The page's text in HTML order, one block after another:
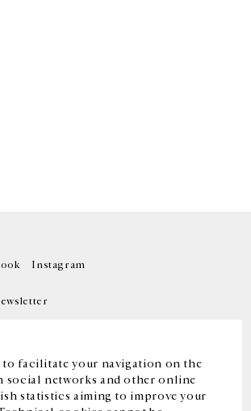
to facilitate your navigation on the
social networks and other online
statistics aiming to improve your
Instagram